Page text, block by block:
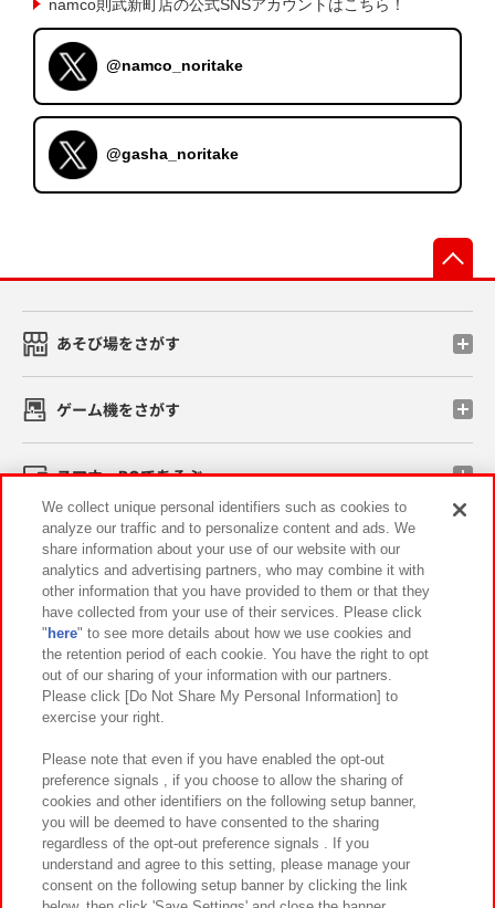
namco則武新町店の公式SNSアカウントはこちら！
@namco_noritake
@gasha_noritake
あそび場をさがす
ゲーム機をさがす
スマホ・PCであそぶ
イベント・キャンペーン
関連会社 サステナビリティ サイトポリシー
プライバシーポリシー ウェブアクセシビリティ方針と検証結果
お取引先さまとともに
カスタマーハラスメント対応方針 よくあるご質問・お問い合わせ
We collect unique personal identifiers such as cookies to
analyze our traffic and to personalize content and ads. We
share information about your use of our website with our
analytics and advertising partners, who may combine it with
other information that you have provided to them or that they
have collected from your use of their services. Please click
" here" to see more details about how we use cookies and
the retention period of each cookie. You have the right to opt
out of our sharing of your information with our partners.
Please click [Do Not Share My Personal Information] to
exercise your right.
Please note that even if you have enabled the opt-out
preference signals , if you choose to allow the sharing of
cookies and other identifiers on the following setup banner,
you will be deemed to have consented to the sharing
regardless of the opt-out preference signals . If you
understand and agree to this setting, please manage your
consent on the following setup banner by clicking the link